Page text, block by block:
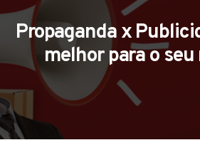
Propaganda x
melhor para o